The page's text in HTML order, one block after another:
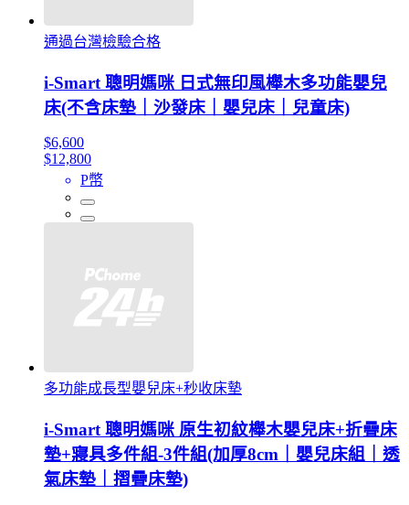
通過台灣檢驗合格
i-Smart 聰明媽咪 日式無印風櫸木多功能嬰兒
床(不含床墊｜沙發床｜嬰兒床｜兒童床)
$6,600
$12,800
P幣
多功能成長型嬰兒床+秒收床墊
i-Smart 聰明媽咪 原生初紋櫸木嬰兒床+折疊床
墊+寢具多件組-3件組(加厚8cm｜嬰兒床組｜透
氣床墊｜摺疊床墊)